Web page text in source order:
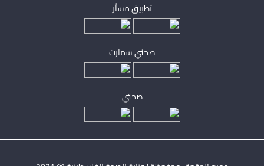
تطبيق مساْر
صحتي سمارت
صحتي